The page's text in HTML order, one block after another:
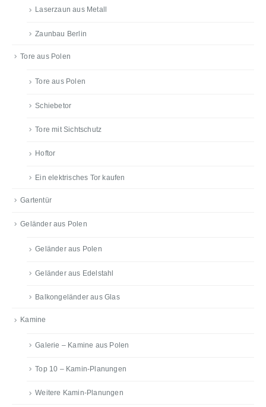
Laserzaun aus Metall
Zaunbau Berlin
Tore aus Polen
Tore aus Polen
Schiebetor
Tore mit Sichtschutz
Hoftor
Ein elektrisches Tor kaufen
Gartentür
Geländer aus Polen
Geländer aus Polen
Geländer aus Edelstahl
Balkongeländer aus Glas
Kamine
Galerie – Kamine aus Polen
Top 10 – Kamin-Planungen
Weitere Kamin-Planungen